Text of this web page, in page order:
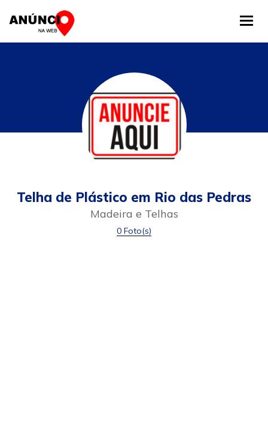
Telha de Plástico em Rio das Pedras
Madeira e Telhas
0 Foto(s)